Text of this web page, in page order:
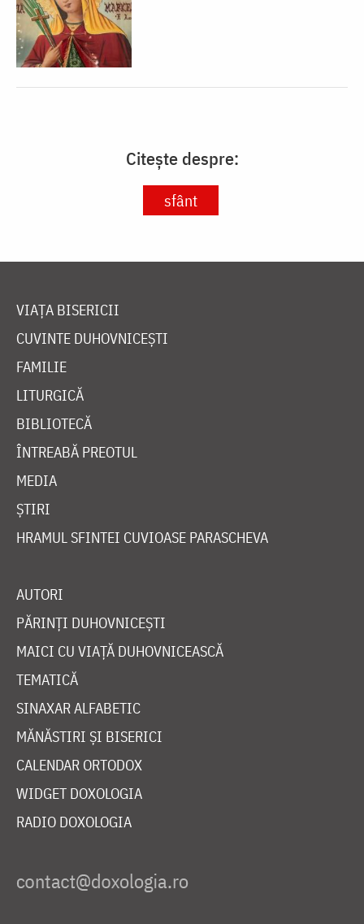
Citește despre:
sfânt
VIAȚA BISERICII
CUVINTE DUHOVNICEȘTI
FAMILIE
LITURGICĂ
BIBLIOTECĂ
ÎNTREABĂ PREOTUL
MEDIA
ȘTIRI
HRAMUL SFINTEI CUVIOASE PARASCHEVA
AUTORI
PĂRINȚI DUHOVNICEȘTI
MAICI CU VIAȚĂ DUHOVNICEASCĂ
TEMATICĂ
SINAXAR ALFABETIC
MĂNĂSTIRI ȘI BISERICI
CALENDAR ORTODOX
WIDGET DOXOLOGIA
RADIO DOXOLOGIA